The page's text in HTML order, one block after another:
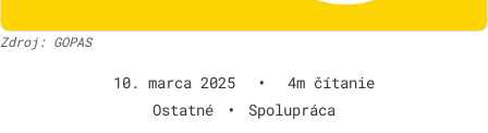
Zdroj: GOPAS
10. marca 2025 •
4m čítanie
Ostatné
• Spolupráca